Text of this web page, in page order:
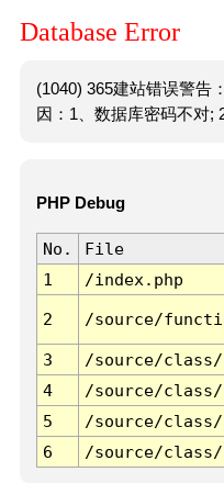
Database Error
(1040) 365建站错误警告
因：1、数据库密码不对;
PHP Debug
No. File
1
/index.php
2 /source/
3 /source/
4
/source/
5
/source/
6
/source/